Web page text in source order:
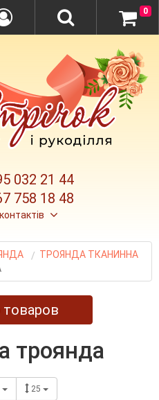
032 21 44
758 18 48
0
ТРОЯНДА ТКАНИННА
троянда
25